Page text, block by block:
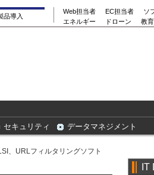
品導入
Web担当者 EC担当者
ソ
エネルギー
ドローン 教
セキュリティ データマネジメント
、URLフィルタリングソフト
IT